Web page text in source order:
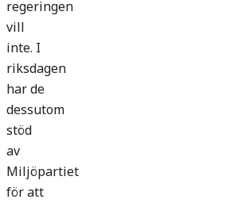
regeringen
vill
inte. I
riksdagen
har de
dessutom
stöd
av
Miljöpartiet
för att